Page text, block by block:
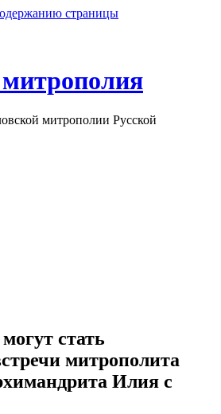
страницы
митрополии Русской
стать
митрополита
Илия с